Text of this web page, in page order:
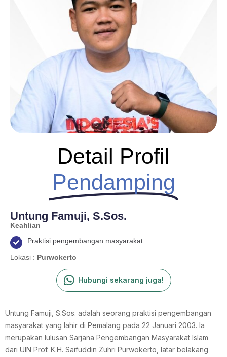
Detail Profil
Pendamping
Untung Famuji, S.Sos.
Keahlian
Praktisi pengembangan masyarakat
Lokasi : Purwokerto
Hubungi sekarang juga!
Untung Famuji, S.Sos. adalah seorang praktisi pengembangan
masyarakat yang lahir di Pemalang pada 22 Januari 2003. Ia
merupakan lulusan Sarjana Pengembangan Masyarakat Islam
dari UIN Prof. K.H. Saifuddin Zuhri Purwokerto, latar belakang